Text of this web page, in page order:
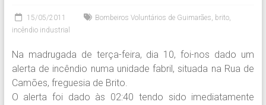
15/05/2011 Bombeiros Voluntários de Guimarães, brito,
incêndio industrial
Na madrugada de terça-feira, dia 10, foi-nos dado um
alerta de incêndio numa unidade fabril, situada na Rua de
Camões, freguesia de Brito.
O alerta foi dado às 02:40 tendo sido imediatamente